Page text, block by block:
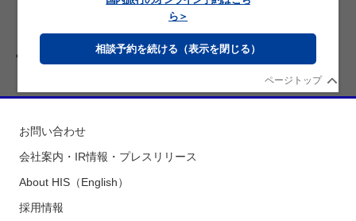
選択中の店舗を変更する
ら＞
相談予約を続ける（表示を閉じる）
お問い合わせ
会社案内・IR情報・プレスリリース
About HIS（English）
採用情報
ページトップ